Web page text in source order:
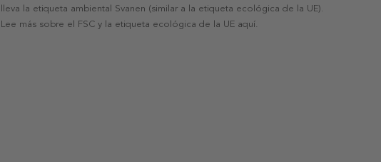
lleva la etiqueta ambiental Svanen (similar a la etiqueta ecológica de la UE).
Lee más sobre el FSC y la etiqueta ecológica de la UE aquí.